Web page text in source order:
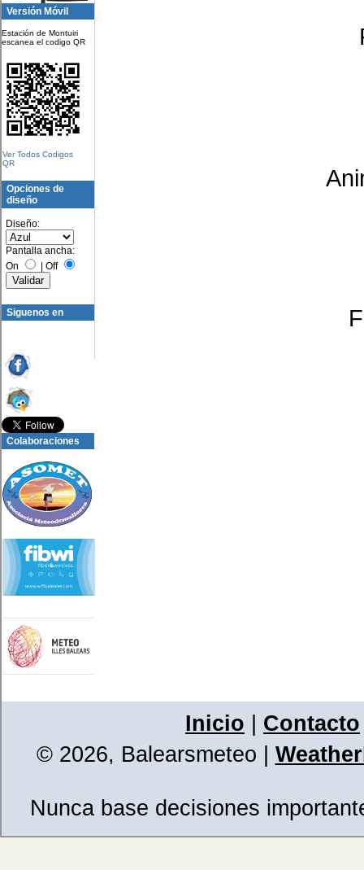
Versión Móvil
Estación de Montuiri
escanea el codigo QR
Ver Todos Codigos
QR
Opciones de
diseño
Diseño:
Pantalla ancha:
On
| Off
Siguenos en
Colaboraciones
Inicio
Contacto
© 2026, Balearsmeteo
Nunca base decisiones